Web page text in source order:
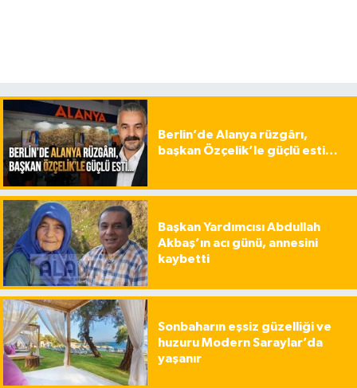
Berlin’de Alanya rüzgârı,
başkan Özçelik’le güçlü esti…
Başkan Yardımcısı Abdullah
Akbaş’ın acı günü, annesini
kaybetti
Sonbaharın eşsiz güzelliği ve
huzuru Modern Saraylar’da
yaşanır